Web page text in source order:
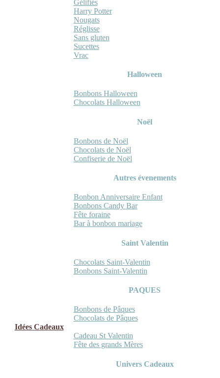
Gélifiés
Harry Potter
Nougats
Réglisse
Sans gluten
Sucettes
Vrac
Halloween
Bonbons Halloween
Chocolats Halloween
Noël
Bonbons de Noël
Chocolats de Noël
Confiserie de Noël
Autres évenements
Bonbon Anniversaire Enfant
Bonbons Candy Bar
Fête foraine
Bar à bonbon mariage
Saint Valentin
Chocolats Saint-Valentin
Bonbons Saint-Valentin
PAQUES
Bonbons de Pâques
Chocolats de Pâques
Idées Cadeaux
Cadeau St Valentin
Fête des grands Mères
Univers Cadeaux